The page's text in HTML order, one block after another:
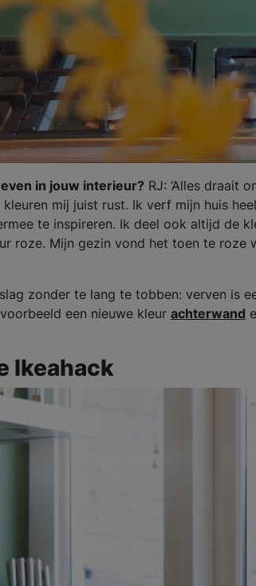
in jouw interieur? RJ: ‘Alles draait
mij juist rust. Ik verf mijn huis
te inspireren. Ik deel ook altijd de
roze. Mijn gezin vond het toen te
zonder te lang te tobben: verven is
een nieuwe kleur achterwand
Ikeahack